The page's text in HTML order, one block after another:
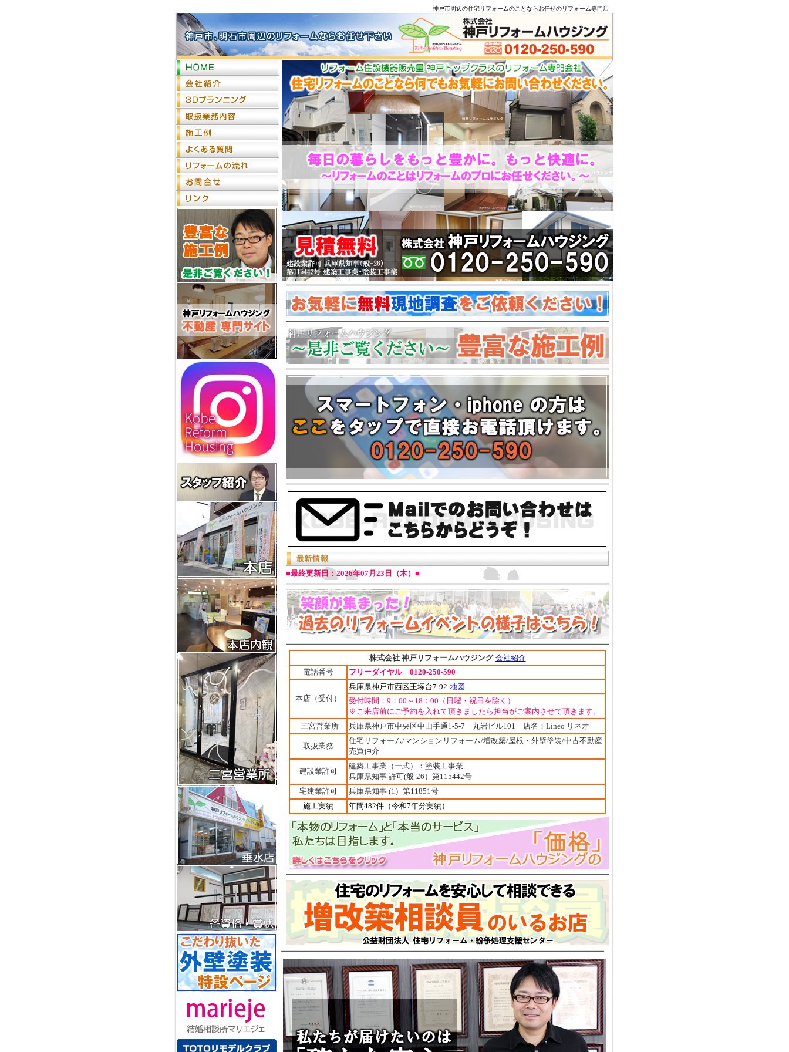
神戸市周辺の住宅リフォームのことならお任せのリフォーム専門店
■最終更新日：2026年07月23日（木）■
株式会社 神戸リフォームハウジング 会社紹介
電話番号
フリーダイヤル 0120-250-590
本店（受付）
兵庫県神戸市西区王塚台7-92 地図
受付時間：9：00～18：00（日曜・祝日を除く）
※ご来店前にご予約を入れて頂きましたら担当がご案内させて頂きます。
三宮営業所
兵庫県神戸市中央区中山手通1-5-7 丸岩ビル101 店名：Lineo リネオ
取扱業務
住宅リフォーム/マンションリフォーム/増改築/屋根・外壁塗装/中古不動産
売買仲介
建設業許可
建築工事業（一式）：塗装工事業
兵庫県知事 許可(般-26）第115442号
宅建業許可
兵庫県知事 (1）第11851号
施工実績
年間482件（令和7年分実績）